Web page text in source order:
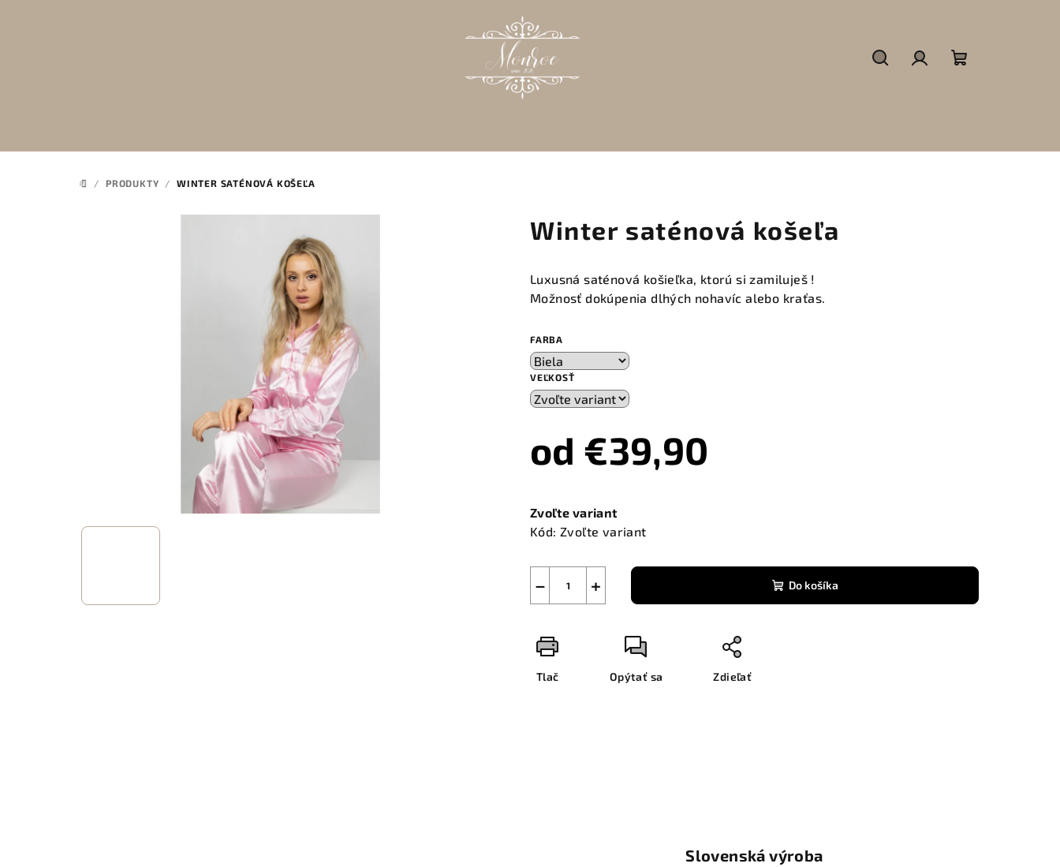
DOMOV
/ PRODUKTY / WINTER SATÉNOVÁ KOŠEĽA
Winter saténová košeľa
Luxusná saténová košieľka, ktorú si zamiluješ !
Možnosť dokúpenia dlhých nohavíc alebo kraťas.
FARBA
VEĽKOSŤ
od €39,90
cena:
Zvoľte variant
Kód: Zvoľte variant
+
− Do košíka
Tlač Opýtať sa Zdieľať
Slovenská výroba